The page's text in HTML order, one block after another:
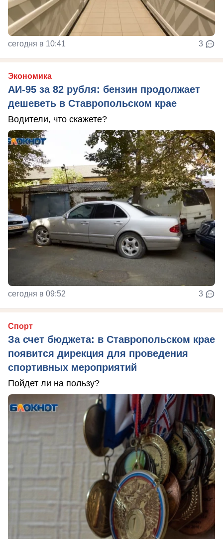
сегодня в 10:41 3
Экономика
АИ-95 за 82 рубля: бензин продолжает
дешеветь в Ставропольском крае
Водители, что скажете?
сегодня в 09:52 3
Спорт
За счет бюджета: в Ставропольском крае
появится дирекция для проведения
спортивных мероприятий
Пойдет ли на пользу?